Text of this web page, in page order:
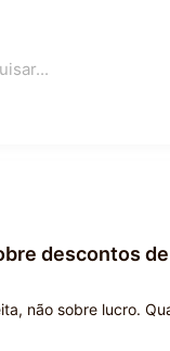
descontos
não sobre lucro.